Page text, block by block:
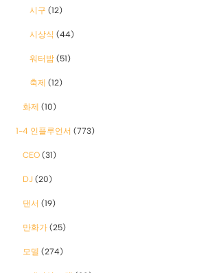
시구 (12)
시상식 (44)
워터밤 (51)
축제 (12)
화제 (10)
1-4 인플루언서 (773)
CEO (31)
DJ (20)
댄서 (19)
만화가 (25)
모델 (274)